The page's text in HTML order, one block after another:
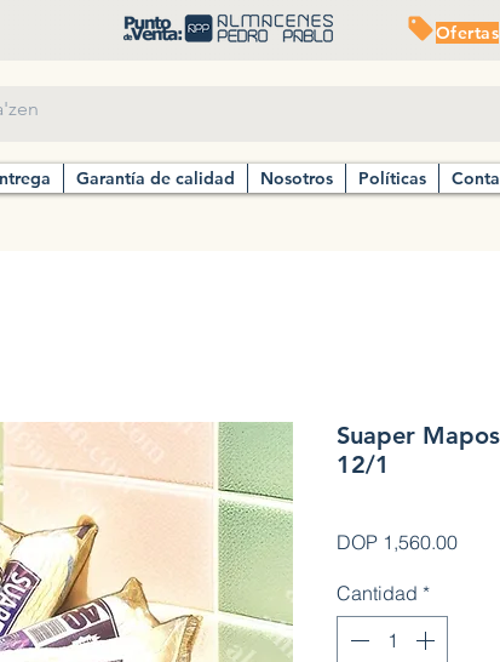
Ofertas
Garantía de calidad Nosotros Políticas
Suaper
12/1
DOP 1,560.00
Cantidad *